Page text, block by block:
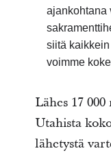
ajankohtana
siitä
voimme
Lähes 17
Utahista
lähetystä